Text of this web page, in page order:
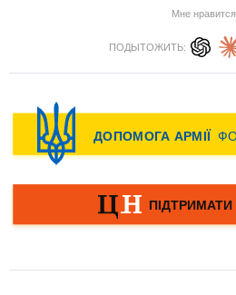
Мне нравится
ПОДЫТОЖИТЬ: